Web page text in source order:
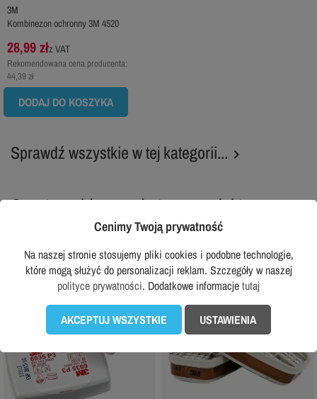
3M
Kombinezon ochronny 3M 4520
28,99 złz VAT
Rekomendowana cena producenta:
44,39 zł
DODAJ DO KOSZYKA
Sprawdź wszystkie w tej kategorii... 
Często wybierane do tego produktu:
favorite_border favorite_border
Cenimy Twoją prywatność
Na naszej stronie stosujemy pliki cookies i podobne technologie,
które mogą służyć do personalizacji reklam. Szczegóły w naszej
polityce prywatności. Dodatkowe informacjetutaj
AKCEPTUJ WSZYSTKIE USTAWIENIA